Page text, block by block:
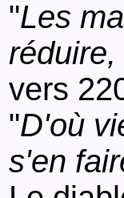
"Les
vers
"D'où
s'en